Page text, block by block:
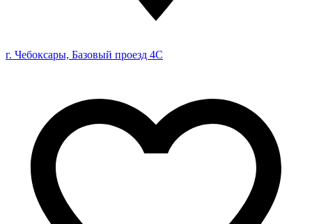
г. Чебоксары, Базовый проезд 4С